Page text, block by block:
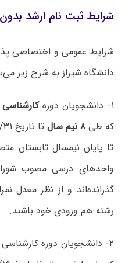
شرایط ثبت نام ارشد بدون
شرایط عمومی و اختصاصی
دانشگاه ‌شیراز به شرح زیر
۱- دانشجویان دوره کارشناسی
که طی ۸ نیم سال
تا پایان نیمسال تابستان
واحدهای درسی مصوب
رشته-هم ورودی خود باشند.